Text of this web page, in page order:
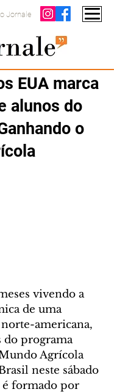
Jornale
EUA marca
alunos do
o
vivendo a
de uma
americana,
do programa
Agrícola
neste sábado
é formado por